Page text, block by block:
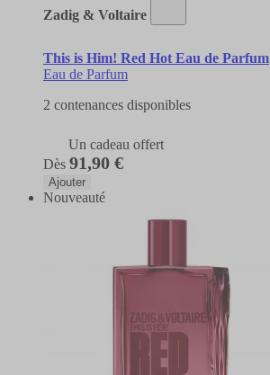
Zadig & Voltaire
This is Him! Red Hot Eau de Parfum
Eau de Parfum
2 contenances disponibles
Un cadeau offert
Dès 91,90 €
Ajouter
Nouveauté